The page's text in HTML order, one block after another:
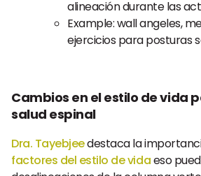
alineación durante las
Example: wall angeles,
ejercicios para posturas
Cambios en el estilo de vida
salud espinal
Dra. Tayebjeedestaca la
factores del estilo de vidaeso